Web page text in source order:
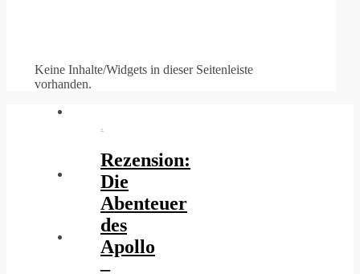
Keine Inhalte/Widgets in dieser Seitenleiste
vorhanden.
.
Rezension:
Die
Abenteuer
des
Apollo
–